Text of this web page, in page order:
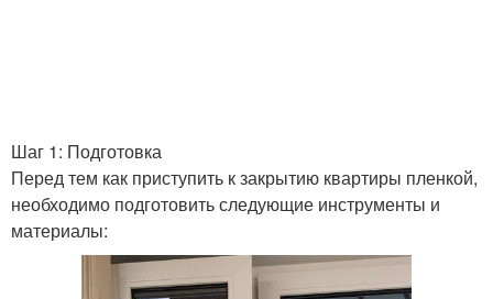
Шаг 1: Подготовка
Перед тем как приступить к закрытию квартиры пленкой,
необходимо подготовить следующие инструменты и
материалы: